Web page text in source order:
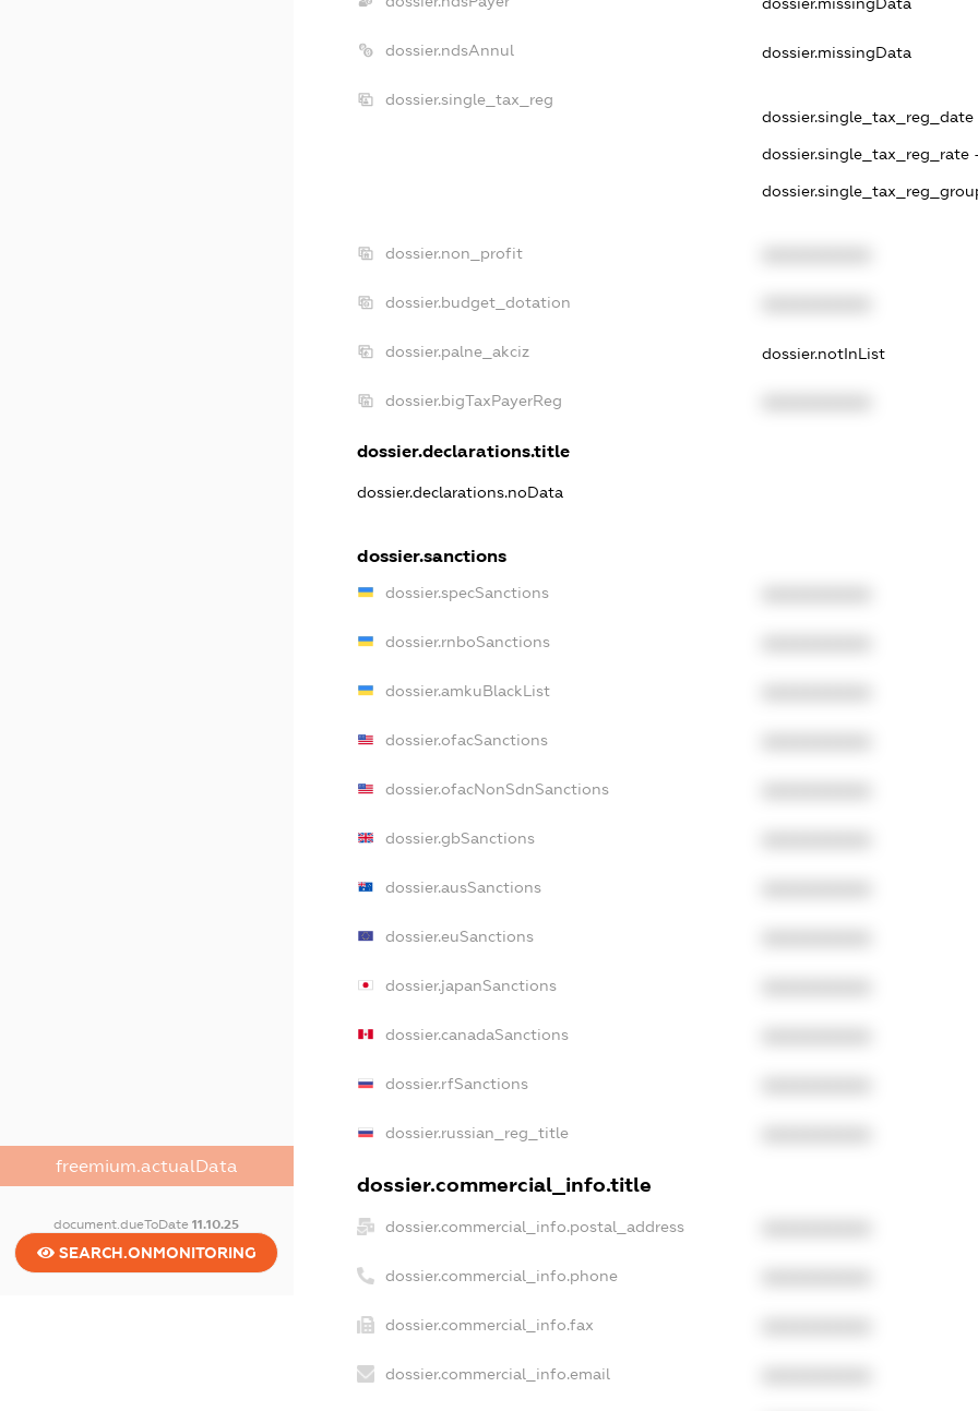
freemium.actualData
document.dueToDate11.10.25
SEARCH.ONMONITORING
dossier.ndsAnnul dossier.missingData
dossier.single_tax_reg
dossier.single_tax_reg_date -
dossier.single_tax_reg_rate
dossier.non_profit
dossier.budget_dotation
dossier.palne_akciz dossier.notInList
dossier.bigTaxPayerReg
dossier.declarations.title
dossier.declarations.noData
dossier.sanctions
dossier.specSanctions
dossier.rnboSanctions
dossier.amkuBlackList
dossier.ofacSanctions
dossier.ofacNonSdnSanctions
dossier.gbSanctions
dossier.ausSanctions
dossier.euSanctions
dossier.japanSanctions
dossier.canadaSanctions
dossier.rfSanctions
dossier.russian_reg_title
dossier.commercial_info.title
dossier.commercial_info.postal_address
dossier.commercial_info.phone
dossier.commercial_info.fax
dossier.commercial_info.email